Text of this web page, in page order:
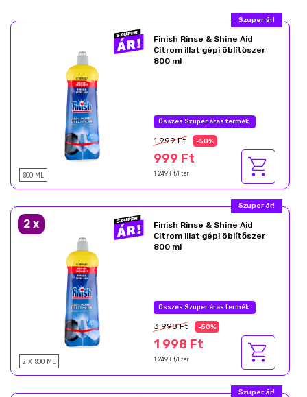
Most akcióban!
800 ML
Finish Rinse & Shine Aid
Citrom illat gépi öblítőszer
800 ml
Nyárzáró akció
1 999 Ft -50%
999 Ft
1 249 Ft/liter
Most akcióban!
2 x
2 X 800 ML
Finish Rinse & Shine Aid
Citrom illat gépi öblítőszer
800 ml
Nyárzáró akció
3 998 Ft -50%
1 998 Ft
1 249 Ft/liter
Most akcióban!